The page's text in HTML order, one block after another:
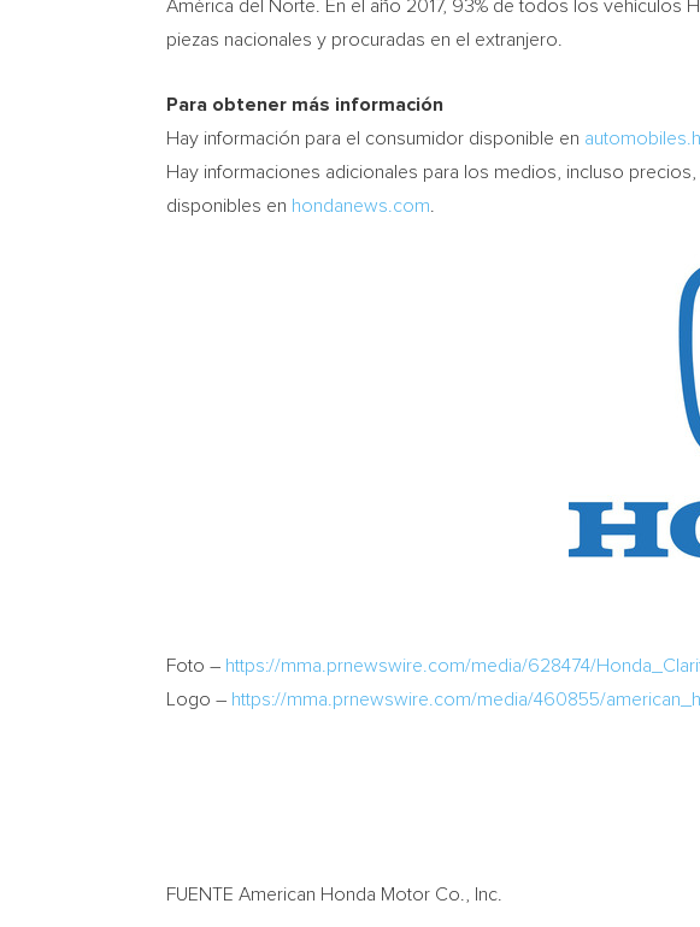
América del Norte. En el año 2017, 93% de todos los vehículos
piezas nacionales y procuradas en el extranjero.
Para obtener más información
Hay información para el consumidor disponible en
Hay informaciones adicionales para los medios, incluso
disponibles en hondanews.com
Foto – https://mma.prnewswire.com/media/628474/
Logo – https://mma.prnewswire.com/media/460855/
FUENTE American Honda Motor Co., Inc.